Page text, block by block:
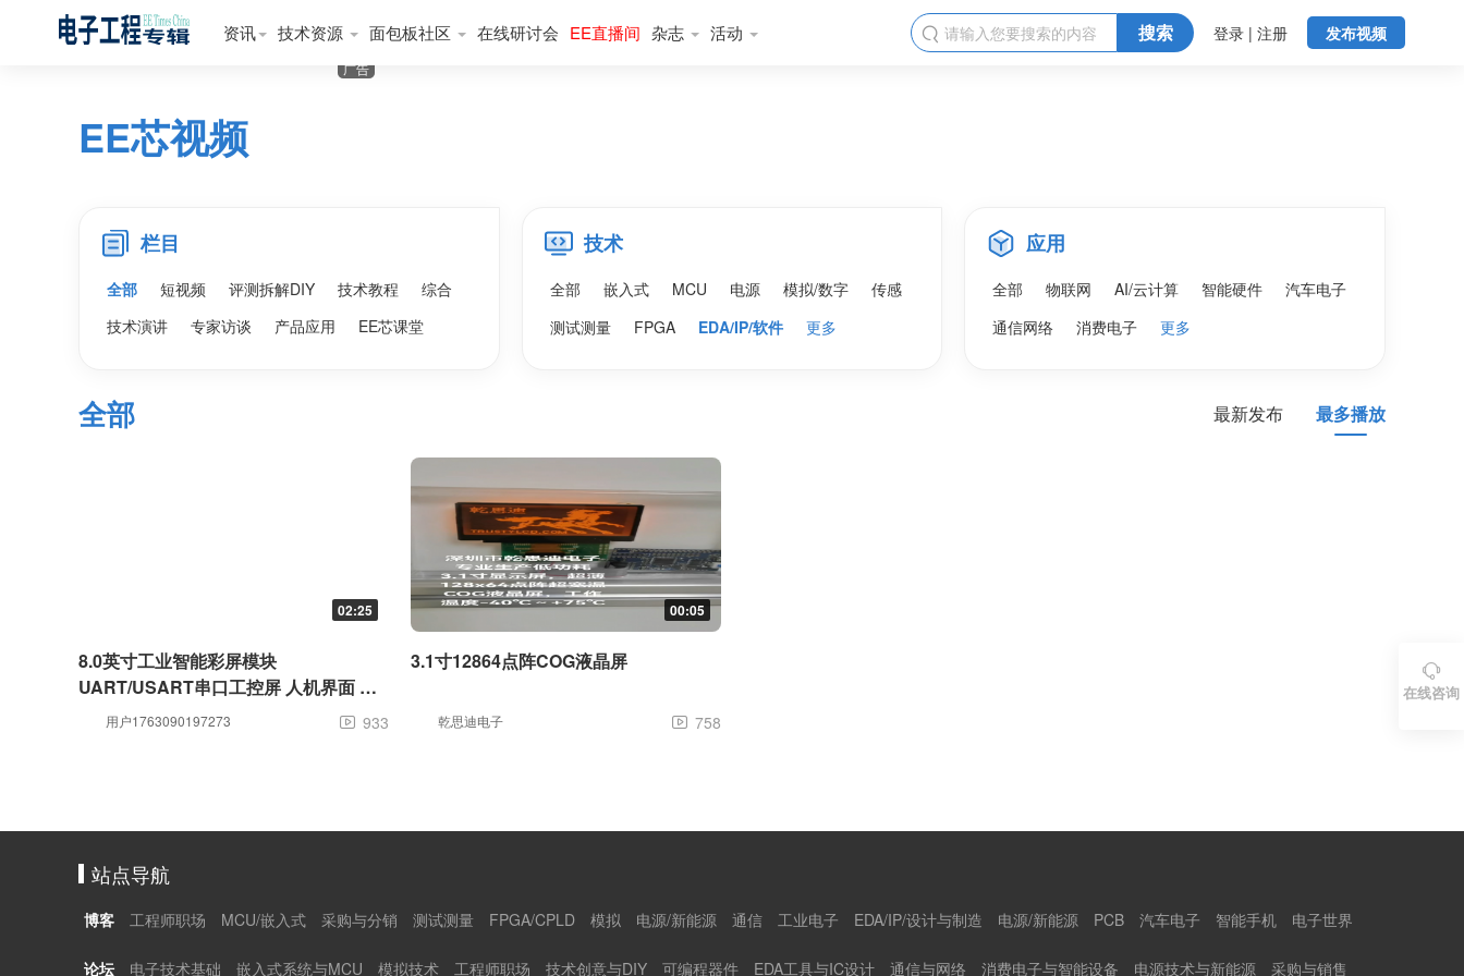
资讯 技术资源 面包板社区 在线研讨会 EE直播间 杂志 活动 发布视频
登录 | 注册
 搜索
EE芯视频
广告
栏目
全部 短视频 评测拆解DIY 技术教程
综合
技术演讲
专家访谈 产品应用 EE芯课堂
技术
全部 嵌入式 MCU 电源 模拟/数字
传感
测试测量
FPGA EDA/IP/软件 更多
应用
全部 物联网 AI/云计算 智能硬件
汽车电子
通信网络
消费电子 更多
全部 最新发布 最多播放
02:25
8.0英寸工业智能彩屏模块
UART/USART串口工控屏 人机界面 高
清1024x768分辨率TFT彩屏模块
用户1763090197273  933
00:05
3.1寸12864点阵COG液晶屏
乾思迪电子  758
站点导航
博客 工程师职场 MCU/嵌入式 采购与分销 测试测量 FPGA/CPLD 模拟 电源/新能源 通信 工业电子 EDA/IP/设计与制造 电源/新能源 PCB 汽车电子 智能手机 电子世界
论坛 电子技术基础 嵌入式系统与MCU 模拟技术 工程师职场 技术创意与DIY 可编程器件 EDA工具与IC设计 通信与网络 消费电子与智能设备 电源技术与新能源 采购与销售

在线咨询